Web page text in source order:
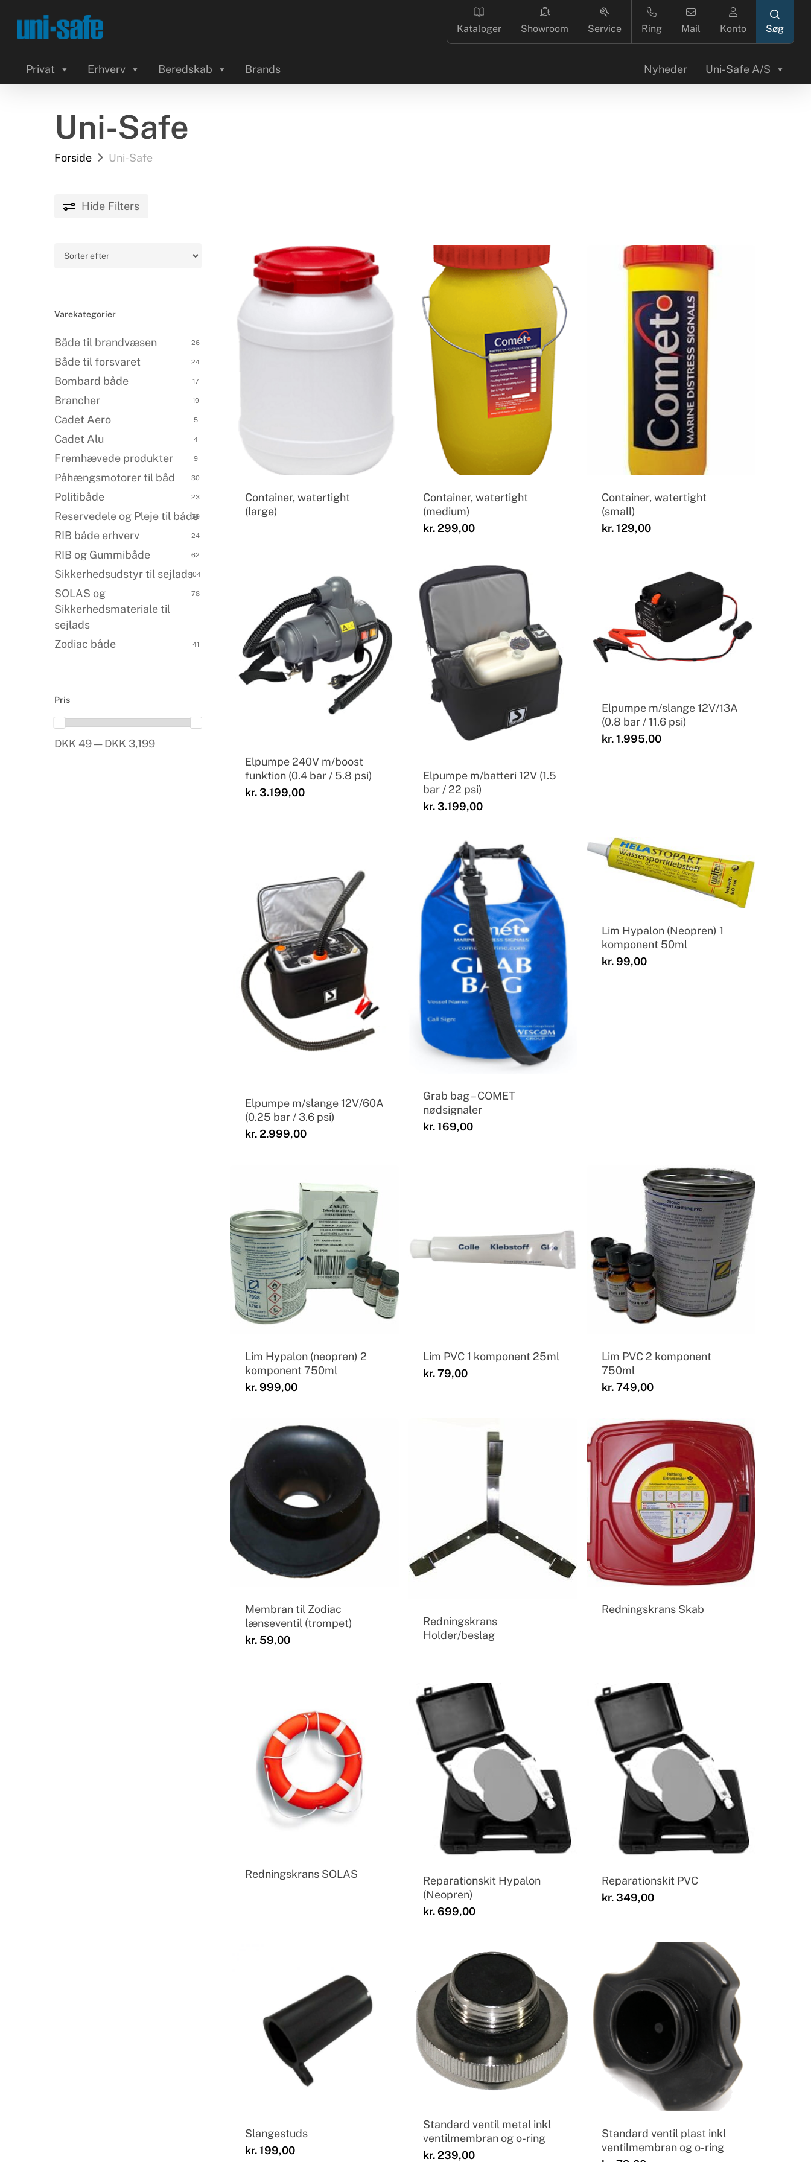
main
Products
search
Kataloger Showroom Service Ring Mail Konto
search
Privat Erhverv Beredskab Uni-Safe A/S
Nyheder
Brands
Uni-Safe
Forside Uni-Safe
Hide Filters
Varekategorier
Både til brandvæsen 26
Både til forsvaret 24
Bombard både 17
Brancher 19
Cadet Aero 5
Cadet Alu 4
Fremhævede produkter 9
Påhængsmotorer til båd 30
Politibåde 23
Reservedele og Pleje til både
59
RIB både erhverv 24
RIB og Gummibåde 62
Sikkerhedsudstyr til sejlads104
SOLAS og
Sikkerhedsmateriale til
sejlads
78
Zodiac både 41
Pris
DKK 49 — DKK 3,199
Container, watertight
(large)
Container, watertight
(medium)
kr.299,00
Container, watertight
(small)
kr.129,00
Elpumpe 240V m/boost
funktion (0.4 bar / 5.8 psi)
kr.3.199,00
Elpumpe m/batteri 12V (1.5
bar / 22 psi)
kr.3.199,00
Elpumpe m/slange 12V/13A
(0.8 bar / 11.6 psi)
kr.1.995,00
Elpumpe m/slange 12V/60A
(0.25 bar / 3.6 psi)
kr.2.999,00
Grab bag – COMET
nødsignaler
kr.169,00
Lim Hypalon (Neopren) 1
komponent 50ml
kr.99,00
Lim Hypalon (neopren) 2
komponent 750ml
kr. 999,00
Lim PVC 1 komponent 25ml
kr.79,00
Lim PVC 2 komponent
750ml
kr.749,00
Membran til Zodiac
lænseventil (trompet)
kr. 59,00
Redningskrans
Holder/beslag
Redningskrans Skab
Redningskrans SOLAS
Reparationskit Hypalon
(Neopren)
kr.699,00
Reparationskit PVC
kr.349,00
Slangestuds
kr.199,00
Standard ventil metal inkl
ventilmembran og o-ring
kr.239,00
Standard ventil plast inkl
ventilmembran og o-ring